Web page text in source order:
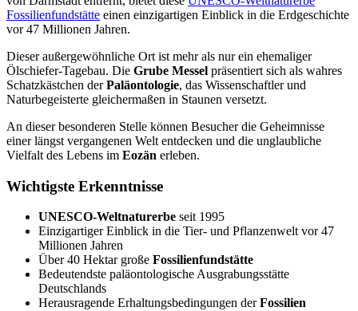
Fossilienfundstätte einen einzigartigen Einblick in die Erdgeschichte
vor 47 Millionen Jahren.
Dieser außergewöhnliche Ort ist mehr als nur ein ehemaliger
Ölschiefer-Tagebau. Die Grube Messel präsentiert sich als wahres
Schatzkästchen derPaläontologie, das Wissenschaftler und
Naturbegeisterte gleichermaßen in Staunen versetzt.
An dieser besonderen Stelle können Besucher die Geheimnisse
einer längst vergangenen Welt entdecken und die unglaubliche
Vielfalt des Lebens im Eozän erleben.
Wichtigste Erkenntnisse
UNESCO-Weltnaturerbe seit 1995
Einzigartiger Einblick in die Tier- und Pflanzenwelt vor 47
Millionen Jahren
Über 40 Hektar große Fossilienfundstätte
Bedeutendste paläontologische Ausgrabungsstätte
Deutschlands
Herausragende Erhaltungsbedingungen derFossilien